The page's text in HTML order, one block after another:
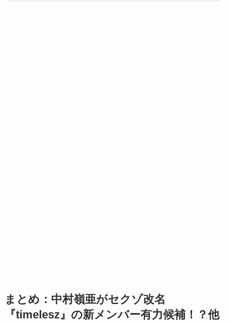
まとめ：中村嶺亜がセクゾ改名
『timelesz』の新メンバー有力候補！？他